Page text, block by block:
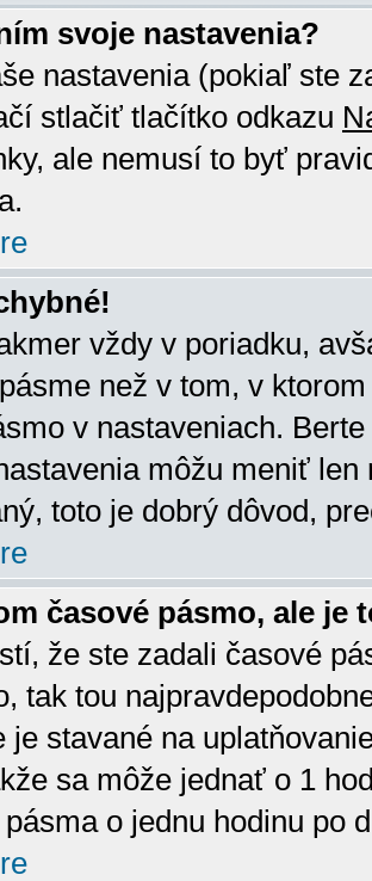
svoje nastavenia?
nastavenia (pokiaľ ste
stlačiť tlačítko odkazu
ale nemusí to byť
vždy v poriadku,
než v tom, v
v nastaveniach.
môžu meniť
toto je dobrý dôvod,
časové pásmo, ale je
že ste zadali časové
tak tou
je stavané na
sa môže jednať o 1
o jednu hodinu po